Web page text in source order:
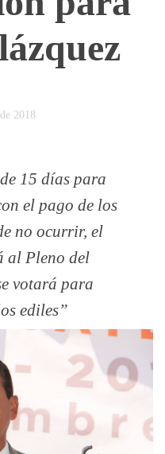
2018
15 días para
el pago de los
no ocurrir, el
al Pleno del
votará para
ediles